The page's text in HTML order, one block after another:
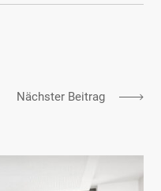
Nächster Beitrag